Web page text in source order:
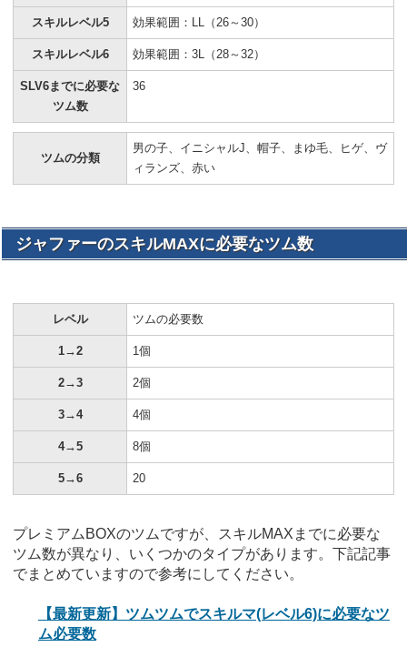
スキルレベル5 効果範囲：LL（26～30）
スキルレベル6 効果範囲：3L（28～32）
SLV6までに必要な
ツム数
36
ツムの分類
男の子、イニシャルJ、帽子、まゆ毛、ヒゲ、ヴ
ィランズ、赤い
ジャファーのスキルMAXに必要なツム数
レベル ツムの必要数
1→2 1個
2→3 2個
3→4 4個
4→5 8個
5→6 20
プレミアムBOXのツムですが、スキルMAXまでに必要な
ツム数が異なり、いくつかのタイプがあります。下記記事
でまとめていますので参考にしてください。
【最新更新】ツムツムでスキルマ(レベル6)に必要なツ
ム必要数